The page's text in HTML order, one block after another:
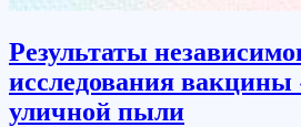
Результаты
исследования
уличной пыли